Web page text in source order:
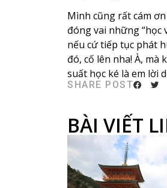
Mình cũng rất cám
đóng vai những “học
nếu cứ tiếp tục phát
đó, cố lên nha! À,
suất học ké là em lời
SHARE POST
BÀI VIẾT